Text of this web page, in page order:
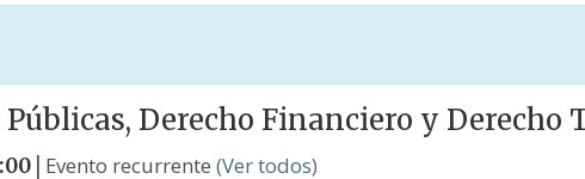
Públicas, Derecho Financiero y Derecho
| Evento recurrente(Ver todos)